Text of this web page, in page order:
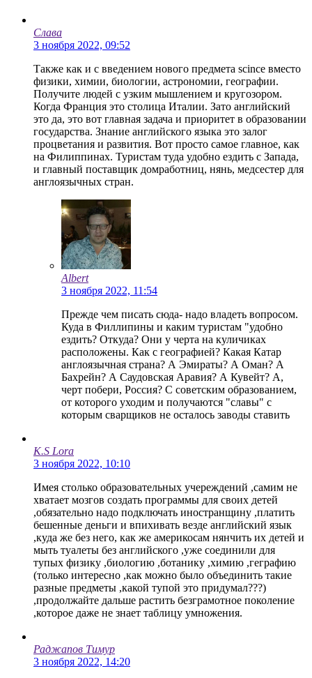
Слава
3 ноября 2022, 09:52
Также как и с введением нового предмета scince вместо
физики, химии, биологии, астрономии, географии.
Получите людей с узким мышлением и кругозором.
Когда Франция это столица Италии. Зато английский
это да, это вот главная задача и приоритет в образовании
государства. Знание английского языка это залог
процветания и развития. Вот просто самое главное, как
на Филиппинах. Туристам туда удобно ездить с Запада,
и главный поставщик домработниц, нянь, медсестер для
англоязычных стран.
Albert
3 ноября 2022, 11:54
Прежде чем писать сюда- надо владеть вопросом.
Куда в Филлипины и каким туристам "удобно
ездить? Откуда? Они у черта на куличиках
расположены. Как с географией? Какая Катар
англоязычная страна? А Эмираты? А Оман? А
Бахрейн? А Саудовская Аравия? А Кувейт? А,
черт побери, Россия? С советским образованием,
от которого уходим и получаются "славы" с
которым сварщиков не осталось заводы ставить
K.S Lora
3 ноября 2022, 10:10
Имея столько образовательных учереждений ,самим не
хватает мозгов создать программы для своих детей
,обязательно надо подключать иностранщину ,платить
бешенные деньги и впихивать везде английский язык
,куда же без него, как же америкосам нянчить их детей и
мыть туалеты без английского ,уже соединили для
тупых физику ,биологию ,ботанику ,химию ,геграфию
(только интересно ,как можно было объединить такие
разные предметы ,какой тупой это придумал???)
,продолжайте дальше растить безграмотное поколение
,которое даже не знает таблицу умножения.
Раджапов Тимур
3 ноября 2022, 14:20